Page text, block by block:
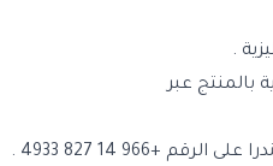
.
عبر
على الرقم +966 14 827 4933 .